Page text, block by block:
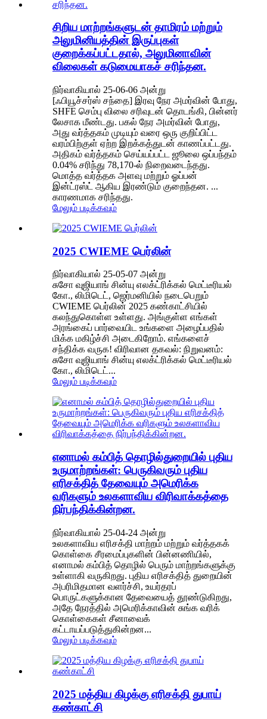
சிறிய மாற்றங்களுடன் தாமிரம் மற்றும்
அலுமினியத்தின் இருப்புகள்
குறைக்கப்பட்டதால், அலுமினாவின்
விலைகள் கடுமையாகச் சரிந்தன.
நிர்வாகியால் 25-06-06 அன்று
[ஃபியூச்சர்ஸ் சந்தை] இரவு நேர அமர்வின் போது,
​​SHFE செம்பு விலை சரிவுடன் தொடங்கி, பின்னர்
லேசாக மீண்டது. பகல் நேர அமர்வின் போது, ​​
அது வர்த்தகம் முடியும் வரை ஒரு குறிப்பிட்ட
வரம்பிற்குள் ஏற்ற இறக்கத்துடன் காணப்பட்டது.
அதிகம் வர்த்தகம் செய்யப்பட்ட ஜூலை ஒப்பந்தம்
0.04% சரிந்து 78,170-ல் நிறைவடைந்தது.
மொத்த வர்த்தக அளவு மற்றும் ஓப்பன்
இன்ட்ரஸ்ட் ஆகிய இரண்டும் குறைந்தன. ...
காரணமாக சரிந்தது.
மேலும் படிக்கவும்
2025 CWIEME பெர்லின்
நிர்வாகியால் 25-05-07 அன்று
சுசோ வுஜியாங் சின்யு எலக்ட்ரிக்கல் மெட்டீரியல்
கோ., லிமிடெட், ஜெர்மனியில் நடைபெறும்
CWIEME பெர்லின் 2025 கண்காட்சியில்
கலந்துகொள்ள உள்ளது. அங்குள்ள எங்கள்
அரங்கைப் பார்வையிட உங்களை அழைப்பதில்
மிக்க மகிழ்ச்சி அடைகிறோம். எங்களைச்
சந்திக்க வருக! விரிவான தகவல்: நிறுவனம்:
சுசோ வுஜியாங் சின்யு எலக்ட்ரிக்கல் மெட்டீரியல்
கோ., லிமிடெட்...
மேலும் படிக்கவும்
எனாமல் கம்பித் தொழில்துறையில் புதிய
உருமாற்றங்கள்: பெருகிவரும் புதிய
எரிசக்தித் தேவையும் அமெரிக்க
வரிகளும் உலகளாவிய விரிவாக்கத்தை
நிர்பந்திக்கின்றன.
நிர்வாகியால் 25-04-24 அன்று
உலகளாவிய எரிசக்தி மாற்றம் மற்றும் வர்த்தகக்
கொள்கை சீரமைப்புகளின் பின்னணியில்,
எனாமல் கம்பித் தொழில் பெரும் மாற்றங்களுக்கு
உள்ளாகி வருகிறது. புதிய எரிசக்தித் துறையின்
அபரிமிதமான வளர்ச்சி, உயர்தரப்
பொருட்களுக்கான தேவையைத் தூண்டுகிறது,
அதே நேரத்தில் அமெரிக்காவின் சுங்க வரிக்
கொள்கைகள் சீனாவைக்
கட்டாயப்படுத்துகின்றன...
மேலும் படிக்கவும்
2025 மத்திய கிழக்கு எரிசக்தி துபாய்
கண்காட்சி